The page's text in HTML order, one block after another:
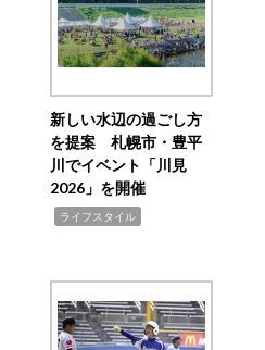
新しい水辺の過ごし方
を提案 札幌市・豊平
川でイベント「川見
2026」を開催
ライフスタイル